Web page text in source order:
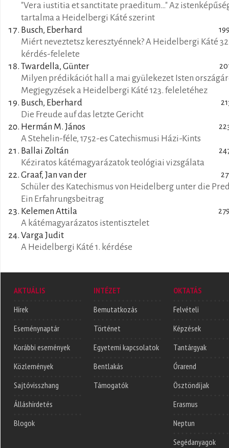
"Vera iustitia et sanctitate praeditum…" Az
tartalma a Heidelbergi Káté szerint
Busch, Eberhard
Miért neveztetsz keresztyénnek? A Heidelbergi Káté
kérdés-felelete
Twardella, Günter
Milyen prédikációt hall a mai gyülekezet Isten
Megjegyzések a Heidelbergi Káté 123. feleletéhez
Busch, Eberhard
Die Freude auf das letzte Gericht
Hermán M. János
A Stehelin-féle, 1752-es Catechismusi Házi-Kints
Ballai Zoltán
Kéziratos kátémagyarázatok teológiai vizsgálata
Graaf, Jan van der
Schüler des Katechismus von Heidelberg unter die
Ein Erfahrungsbeitrag
Kelemen Attila
A kátémagyarázatos istentisztelet
Varga Judit
A Heidelbergi Káté 1. kérdése
AKTUÁLIS
Hírek
Eseménynaptár
Korábbi események
Közlemények
Sajtóvisszhang
Álláshirdetés
Blogok
INTÉZET
Bemutatkozás
Történet
Egyetemi kapcsolatok
Bentlakás
Támogatók
OKTATÁS
Felvételi
Képzések
Tantárgyak
Órarend
Ösztöndíjak
Erasmus
Neptun
Segédanyagok